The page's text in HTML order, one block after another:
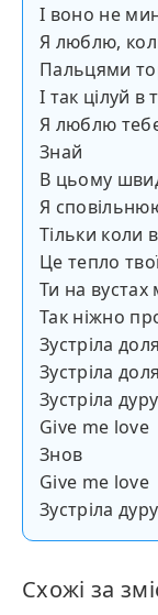
І воно не
Я люблю,
Пальцями
І так цілуй в
Я люблю
Знай
В цьому
Я
Тільки коли
Це тепло
Ти на вустах
Так ніжно
Зустріла
Зустріла
Зустріла
Give me love
Знов
Give me love
Зустріла
Схожі за